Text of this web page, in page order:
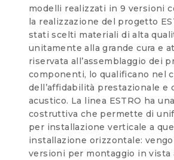
modelli realizzati in 9 versioni
la realizzazione del progetto
stati scelti materiali di alta
unitamente alla grande cura e
riservata all’assemblaggio dei
componenti, lo qualificano nel
dell’affidabilità prestazionale e
acustico. La linea ESTRO ha
costruttiva che permette di
per installazione verticale a
installazione orizzontale:
versioni per montaggio in vista